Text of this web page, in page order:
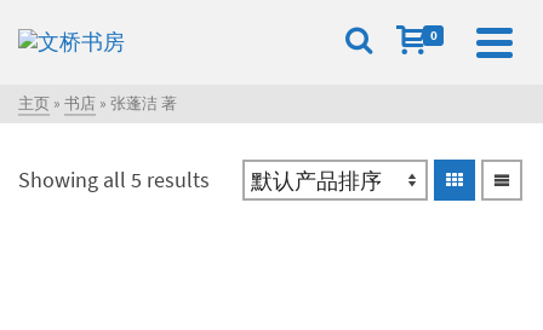
0
主页 » 书店 » 张蓬洁 著
Showing all 5 results